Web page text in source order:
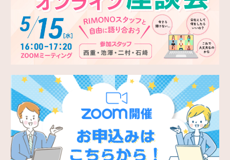
お問い合わせ
採用情報
アクセス